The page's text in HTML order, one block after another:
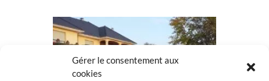
Gérer le consentement aux
cookies
Matière Aluminium